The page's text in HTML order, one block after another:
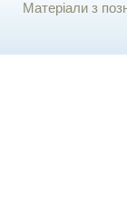
Матеріали з